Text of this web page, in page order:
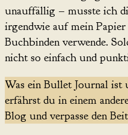
unauffällig – musste ich
irgendwie auf mein
Buchbinden verwende.
nicht so einfach und
Was ein Bullet Journal ist
erfährst du in einem
Blog und verpasse den